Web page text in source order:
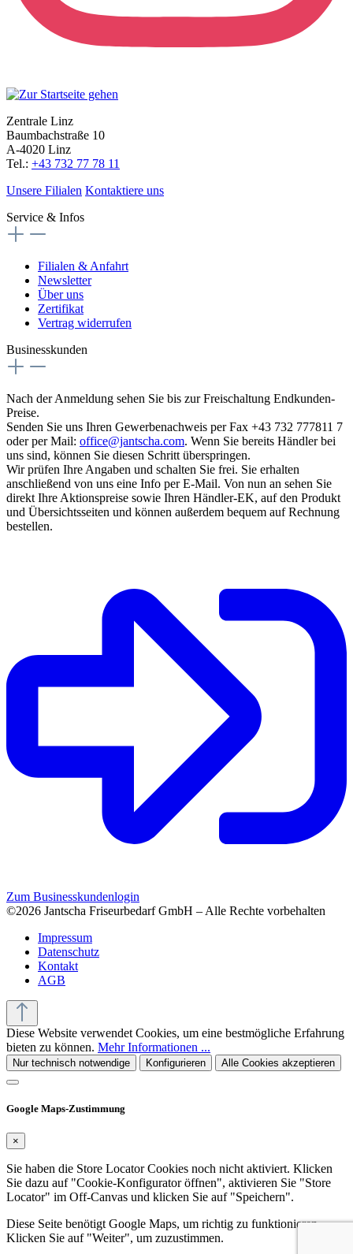
Zentrale Linz
Baumbachstraße 10
A-4020 Linz
Tel.: +43 732 77 78 11
Unsere Filialen Kontaktiere uns
Service & Infos
Filialen & Anfahrt
Newsletter
Über uns
Zertifikat
Vertrag widerrufen
Businesskunden
Nach der Anmeldung sehen Sie bis zur Freischaltung Endkunden-
Preise.
Senden Sie uns Ihren Gewerbenachweis per Fax +43 732 777811 7
oder per Mail: office@jantscha.com. Wenn Sie bereits Händler bei
uns sind, können Sie diesen Schritt überspringen.
Wir prüfen Ihre Angaben und schalten Sie frei. Sie erhalten
anschließend von uns eine Info per E-Mail. Von nun an sehen Sie
direkt Ihre Aktionspreise sowie Ihren Händler-EK, auf den Produkt
und Übersichtsseiten und können außerdem bequem auf Rechnung
bestellen.
Zum Businesskundenlogin
©2026 Jantscha Friseurbedarf GmbH – Alle Rechte vorbehalten
Impressum
Datenschutz
Kontakt
AGB
Diese Website verwendet Cookies, um eine bestmögliche Erfahrung
bieten zu können. Mehr Informationen ...
Nur technisch notwendige Konfigurieren Alle Cookies akzeptieren
Google Maps-Zustimmung
×
Sie haben die Store Locator Cookies noch nicht aktiviert. Klicken
Sie dazu auf "Cookie-Konfigurator öffnen", aktivieren Sie "Store
Locator" im Off-Canvas und klicken Sie auf "Speichern".
Diese Seite benötigt Google Maps, um richtig zu funktionieren.
Klicken Sie auf "Weiter", um zuzustimmen.